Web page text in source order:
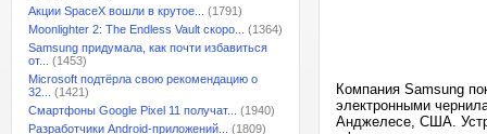
Акции SpaceX вошли в крутое...
(1791)
Moonlighter 2: The Endless Vault скоро...
(1364)
Samsung придумала, как почти избавиться
от...
(1453)
Microsoft подтёрла свою рекомендацию о
32...
(1421)
Смартфоны Google Pixel 11 получат...
(1940)
Разработчики Android-приложений...
(1809)
Компания Samsung
электронными
Анджелесе, США.